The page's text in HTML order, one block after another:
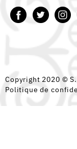
Copyright 2020 ©
Politique de